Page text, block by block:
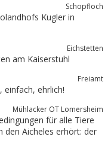
Schopfloch
Kugler in
Eichstetten
am Kaiserstuhl
Freiamt
Zimmermann's Biohof in Freiamt - pur, einfach, ehrlich!
Mühlacker OT Lomersheim
für alle Tiere
den Aicheles erhört: der